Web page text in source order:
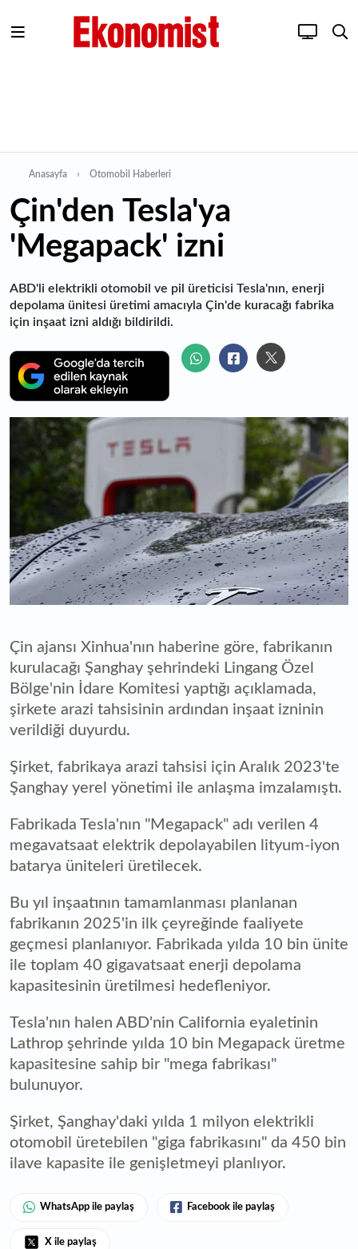
Anasayfa Otomobil Haberleri
Çin'den Tesla'ya
'Megapack' izni
ABD'li elektrikli otomobil ve pil üreticisi Tesla'nın, enerji
depolama ünitesi üretimi amacıyla Çin'de kuracağı fabrika
için inşaat izni aldığı bildirildi.
Çin ajansı Xinhua'nın haberine göre, fabrikanın
kurulacağı Şanghay şehrindeki Lingang Özel
Bölge'nin İdare Komitesi yaptığı açıklamada,
şirkete arazi tahsisinin ardından inşaat izninin
verildiği duyurdu.
Şirket, fabrikaya arazi tahsisi için Aralık 2023'te
Şanghay yerel yönetimi ile anlaşma imzalamıştı.
Fabrikada Tesla'nın "Megapack" adı verilen 4
megavatsaat elektrik depolayabilen lityum-iyon
batarya üniteleri üretilecek.
Bu yıl inşaatının tamamlanması planlanan
fabrikanın 2025'in ilk çeyreğinde faaliyete
geçmesi planlanıyor. Fabrikada yılda 10 bin ünite
ile toplam 40 gigavatsaat enerji depolama
kapasitesinin üretilmesi hedefleniyor.
Tesla'nın halen ABD'nin California eyaletinin
Lathrop şehrinde yılda 10 bin Megapack üretme
kapasitesine sahip bir "mega fabrikası"
bulunuyor.
Şirket, Şanghay'daki yılda 1 milyon elektrikli
otomobil üretebilen "giga fabrikasını" da 450 bin
ilave kapasite ile genişletmeyi planlıyor.
WhatsApp ile paylaş Facebook ile paylaş
X ile paylaş